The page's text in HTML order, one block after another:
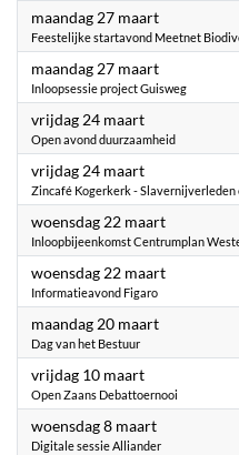
maandag 27 maart2023
Feestelijke startavond Meetnet
maandag 27 maart2023
Inloopsessie project Guisweg
vrijdag 24 maart2023
Open avond duurzaamheid
vrijdag 24 maart2023
Zincafé Kogerkerk -
woensdag 22 maart2023
Inloopbijeenkomst Centrumplan
woensdag 22 maart2023
Informatieavond Figaro
maandag 20 maart2023
Dag van het Bestuur
vrijdag 10 maart2023
Open Zaans Debattoernooi
woensdag 8 maart2023
Digitale sessie Alliander